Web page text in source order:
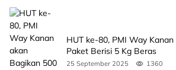
HUT ke-80, PMI Way
Paket Berisi 5 Kg Beras
25 September 2025 1360